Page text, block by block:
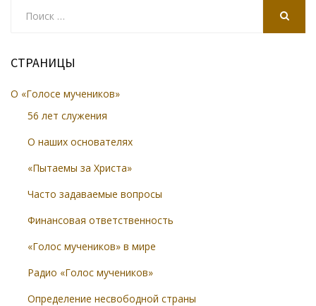
СТРАНИЦЫ
О «Голосе мучеников»
56 лет служения
О наших основателях
«Пытаемы за Христа»
Часто задаваемые вопросы
Финансовая ответственность
«Голос мучеников» в мире
Радио «Голос мучеников»
Определение несвободной страны